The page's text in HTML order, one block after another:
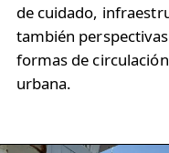
de cuidado,
también
formas de
urbana.